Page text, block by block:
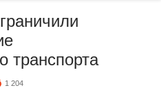
транспорта
1 204